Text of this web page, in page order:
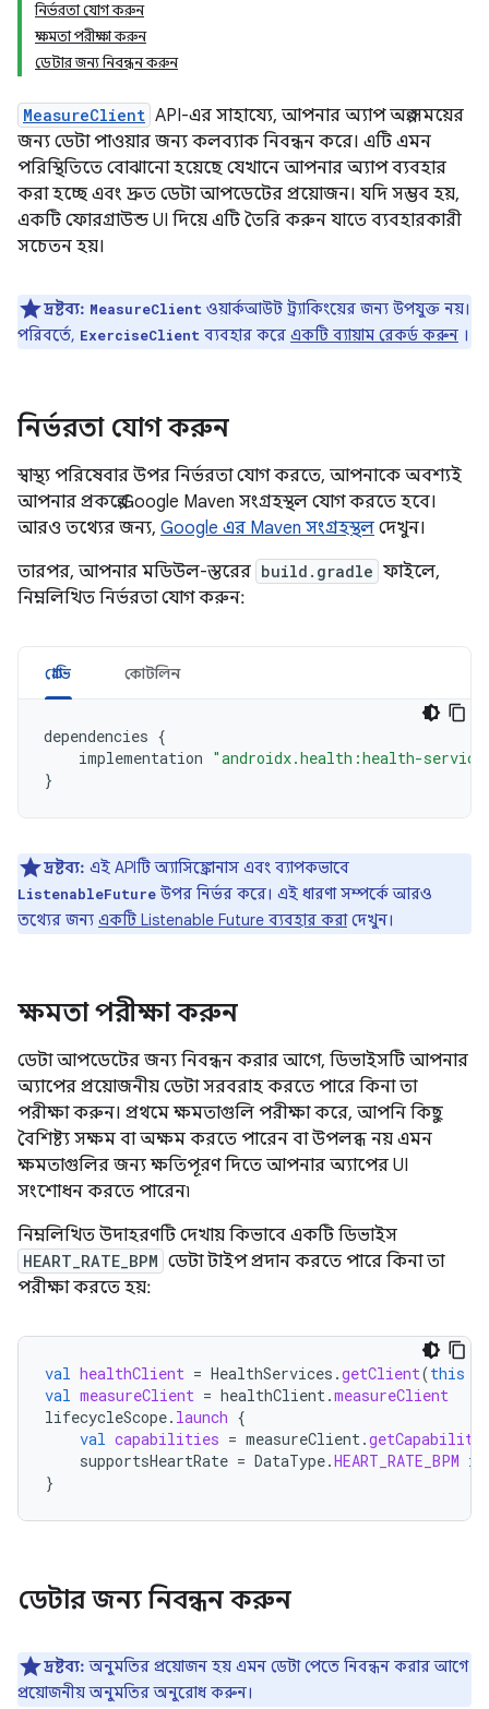
নির্ভরতা যোগ করুন
ক্ষমতা পরীক্ষা করুন
ডেটার জন্য নিবন্ধন করুন
MeasureClient API-এর সাহায্যে, আপনার অ্যাপ অল্প সময়ের
জন্য ডেটা পাওয়ার জন্য কলব্যাক নিবন্ধন করে। এটি এমন
পরিস্থিতিতে বোঝানো হয়েছে যেখানে আপনার অ্যাপ ব্যবহার
করা হচ্ছে এবং দ্রুত ডেটা আপডেটের প্রয়োজন। যদি সম্ভব হয়,
একটি ফোরগ্রাউন্ড UI দিয়ে এটি তৈরি করুন যাতে ব্যবহারকারী
সচেতন হয়।
দ্রষ্টব্য: MeasureClient ওয়ার্কআউট ট্র্যাকিংয়ের জন্য উপযুক্ত নয়।
পরিবর্তে, ExerciseClient ব্যবহার করে একটি ব্যায়াম রেকর্ড করুন ।
নির্ভরতা যোগ করুন
স্বাস্থ্য পরিষেবার উপর নির্ভরতা যোগ করতে, আপনাকে অবশ্যই
আপনার প্রকল্পে Google Maven সংগ্রহস্থল যোগ করতে হবে।
আরও তথ্যের জন্য, Google এর Maven সংগ্রহস্থল দেখুন।
তারপর, আপনার মডিউল-স্তরের build.gradle ফাইলে,
নিম্নলিখিত নির্ভরতা যোগ করুন:
গ্রোভি কোটলিন
dependencies {
implementation "androidx.health:health-
}
দ্রষ্টব্য: এই APIটি অ্যাসিঙ্ক্রোনাস এবং ব্যাপকভাবে
ListenableFuture উপর নির্ভর করে। এই ধারণা সম্পর্কে আরও
তথ্যের জন্য একটি Listenable Future ব্যবহার করাদেখুন।
ক্ষমতা পরীক্ষা করুন
ডেটা আপডেটের জন্য নিবন্ধন করার আগে, ডিভাইসটি আপনার
অ্যাপের প্রয়োজনীয় ডেটা সরবরাহ করতে পারে কিনা তা
পরীক্ষা করুন। প্রথমে ক্ষমতাগুলি পরীক্ষা করে, আপনি কিছু
বৈশিষ্ট্য সক্ষম বা অক্ষম করতে পারেন বা উপলব্ধ নয় এমন
ক্ষমতাগুলির জন্য ক্ষতিপূরণ দিতে আপনার অ্যাপের UI
সংশোধন করতে পারেন৷
নিম্নলিখিত উদাহরণটি দেখায় কিভাবে একটি ডিভাইস
HEART_RATE_BPM ডেটা টাইপ প্রদান করতে পারে কিনা তা
পরীক্ষা করতে হয়:
val healthClient = HealthServices .getClient(this
val measureClient = healthClient.measureClient
lifecycleScope. launch {
val capabilities = measureClient.
supportsHeartRate = DataType.HEART_RATE_BPM in
}
ডেটার জন্য নিবন্ধন করুন
দ্রষ্টব্য: অনুমতির প্রয়োজন হয় এমন ডেটা পেতে নিবন্ধন করার আগে
প্রয়োজনীয় অনুমতির অনুরোধ করুন।